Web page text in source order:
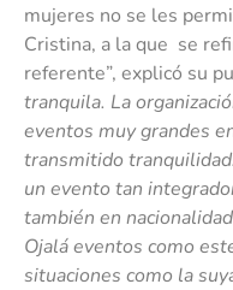
mujeres no se les
Cristina, a la que se
referente”, explicó su
tranquila. La
eventos muy grandes
transmitido
un evento tan
también en
Ojalá eventos como
situaciones como la